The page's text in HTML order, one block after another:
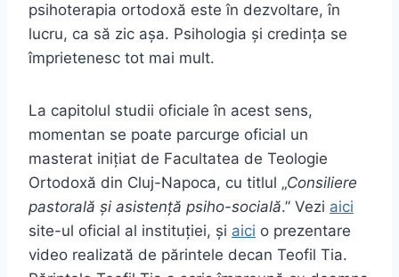
psihoterapia ortodoxă este în dezvoltare, în
lucru, ca să zic așa. Psihologia și credința se
împrietenesc tot mai mult.
La capitolul studii oficiale în acest sens,
momentan se poate parcurge oficial un
masterat inițiat de Facultatea de Teologie
Ortodoxă din Cluj-Napoca, cu titlul „Consiliere
pastorală şi asistenţă psiho-socială.” Vezi aici
site-ul oficial al instituției, și aici o prezentare
video realizată de părintele decan Teofil Tia.